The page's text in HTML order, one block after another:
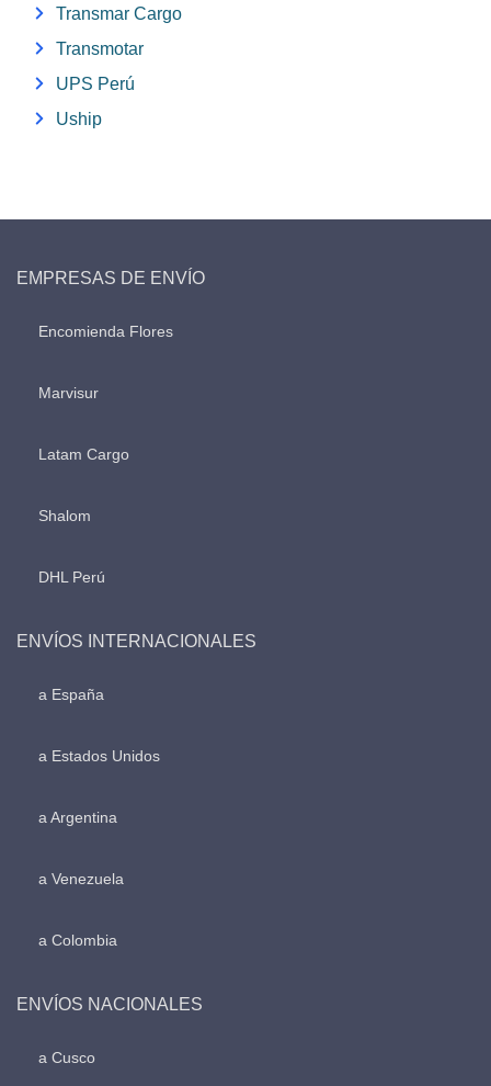
Transmar Cargo
Transmotar
UPS Perú
Uship
EMPRESAS DE ENVÍO
Encomienda Flores
Marvisur
Latam Cargo
Shalom
DHL Perú
ENVÍOS INTERNACIONALES
a España
a Estados Unidos
a Argentina
a Venezuela
a Colombia
ENVÍOS NACIONALES
a Cusco